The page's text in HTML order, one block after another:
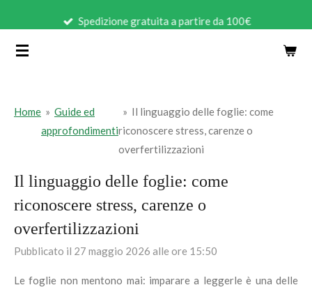
contenuto
Spedizione gratuita a partire da 100€
Home » Guide ed
approfondimenti
» Il linguaggio delle foglie: come
riconoscere stress, carenze o
overfertilizzazioni
Il linguaggio delle foglie: come
riconoscere stress, carenze o
overfertilizzazioni
Pubblicato il 27 maggio 2026 alle ore 15:50
Le foglie non mentono mai: imparare a leggerle è una delle